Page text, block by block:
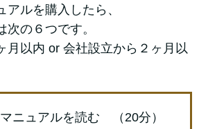
ルを購入したら、
の６つです。
月以内 or 会社設立から２ヶ月以
ニュアルを読む （20分）